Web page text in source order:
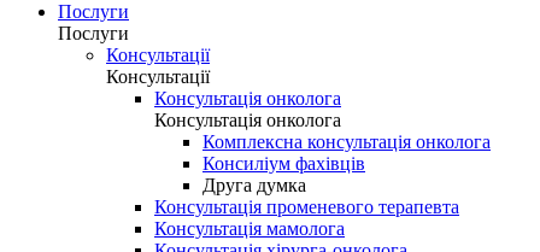
Послуги
Послуги
Консультації
Консультації
Консультація онколога
Консультація онколога
Комплексна консультація онколога
Консиліум фахівців
Друга думка
Консультація променевого терапевта
Консультація мамолога